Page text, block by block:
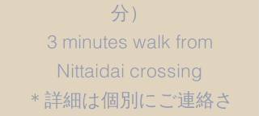
分）
3 minutes walk from
Nittaidai crossing
＊詳細は個別にご連絡さ